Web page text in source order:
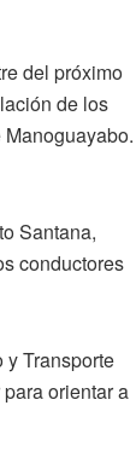
del próximo
de los
Santana,
conductores
Transporte
orientar a